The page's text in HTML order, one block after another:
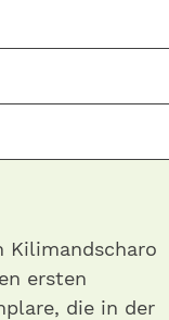
Kilimandscharo
ersten
die in der